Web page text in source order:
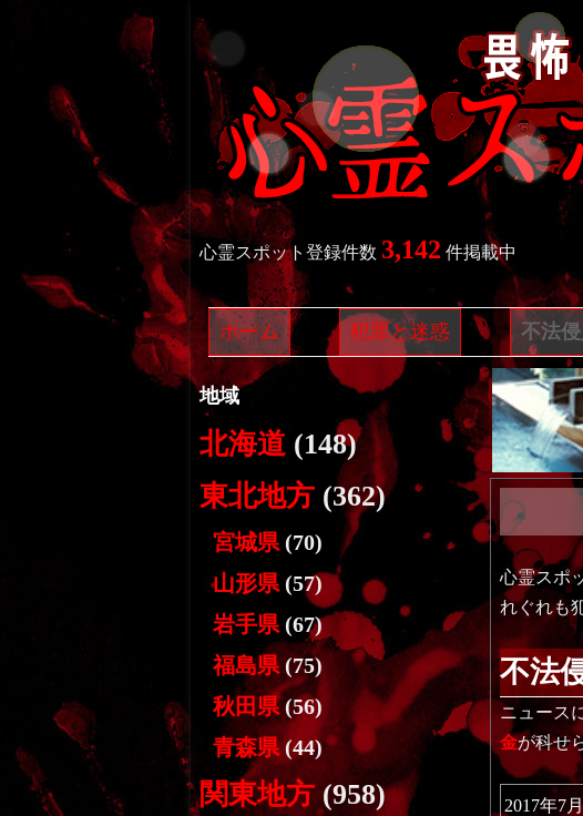
心霊スポット登録件数 3,142 件掲載中
ホーム 犯罪と迷惑 不法侵
心霊スポ
れぐれも
不法
ニュース
金が科せ
2017年7
地域
北海道(148)
東北地方 (362)
宮城県 (70)
山形県 (57)
岩手県 (67)
福島県 (75)
秋田県(56)
青森県(44)
関東地方(958)